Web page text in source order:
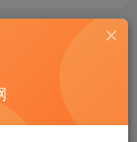
习必看——《人民日